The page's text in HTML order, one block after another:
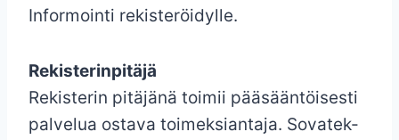
Informointi rekisteröidylle.
Rekisterinpitäjä
Rekisterin pitäjänä toimii pääsääntöisesti
palvelua ostava toimeksiantaja. Sovatek-